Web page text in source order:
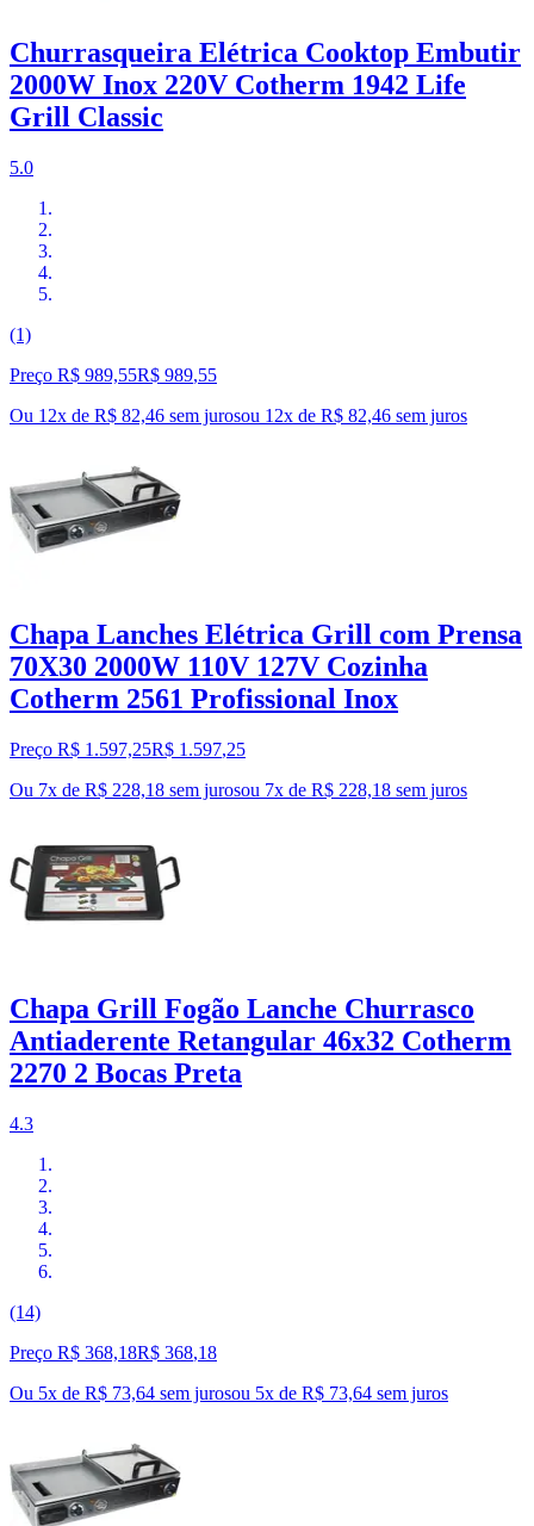
Churrasqueira Elétrica Cooktop Embutir
2000W Inox 220V Cotherm 1942 Life
Grill Classic
5.0
(1)
Preço R$ 989,55R$ 989,55
Ou 12x de R$ 82,46 sem jurosou 12x de R$ 82,46 sem juros
Chapa Lanches Elétrica Grill com Prensa
70X30 2000W 110V 127V Cozinha
Cotherm 2561 Profissional Inox
Preço R$ 1.597,25R$ 1.597,25
Ou 7x de R$ 228,18 sem jurosou 7x de R$ 228,18 sem juros
Chapa Grill Fogão Lanche Churrasco
Antiaderente Retangular 46x32 Cotherm
2270 2 Bocas Preta
4.3
(14)
Preço R$ 368,18R$ 368,18
Ou 5x de R$ 73,64 sem jurosou 5x de R$ 73,64 sem juros